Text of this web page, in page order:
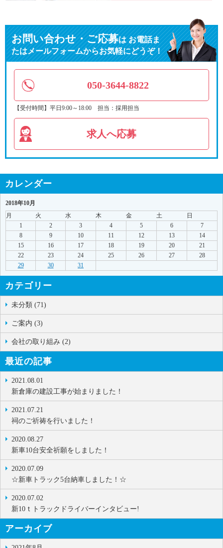
お問い合わせ・ご応募はお電話ま
たはメールフォームからお気軽にどうぞ！
050-3644-8822
【受付時間】平日9:00～18:00 担当：採用担当
求人へ応募
カレンダー
2018年10月
月
火 水 木 金 土
日
1
2 3 4 5 6
7
8
9 10 11 12 13
14
15
16 17 18 19 20
21
22
23 24 25 26 27
28
29
30 31
カテゴリー
未分類 (71)
ご案内 (3)
会社の取り組み (2)
最近の記事
2021.08.01
新倉庫の建設工事が始まりました！
2021.07.21
祠のご祈祷を行いました！
2020.08.27
新車10台安全祈願をしました！
2020.07.09
☆新車トラック5台納車しました！☆
2020.07.02
新10ｔトラックドライバーインタビュー!
アーカイブ